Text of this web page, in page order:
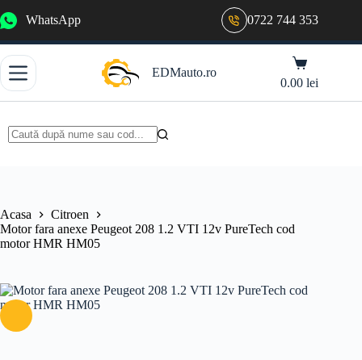
la
WhatsApp 0722 744 353
EDMauto.ro
Coș
de
cumpărături
0.00lei
Acasa
Citroen
Motor fara anexe Peugeot 208 1.2 VTI 12v PureTech cod
motor HMR HM05